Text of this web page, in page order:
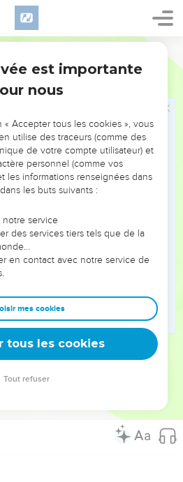
la main tenait le talon d'Esaü.
âgé de 60 ans à leur naissance.
Esaü devint un habile chasseur, un
que Jacob était un homme
qu'il lui amenait du gibier, et
cuire un potage, Esaü revint des
» C'est pour cela qu'on a donné
moi aujourd'hui ton droit
mourir. A quoi me sert ce droit
d'abord. » Il le lui jura, il vendit
et du potage de lentilles à
est importante
nous
« Accepter tous les cookies », vous
utilise des traceurs (comme des
de votre compte utilisateur) et
personnel (comme vos
les informations renseignées dans
les buts suivants :
notre service
des services tiers tels que de la
en contact avec notre service de
mes cookies
tous les cookies
Tout refuser